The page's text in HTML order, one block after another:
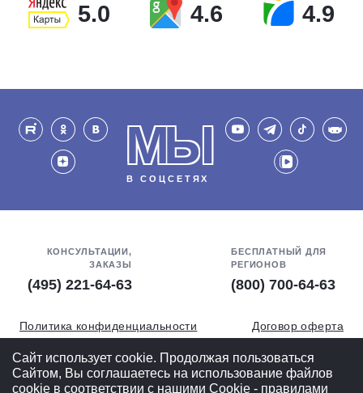
5.0 4.6 4.9
МЫ
В СОЦСЕТЯХ
КОНСУЛЬТАЦИИ,
ЗАКАЗЫ
(495) 221-64-63
БЕСПЛАТНЫЙ ДЛЯ
РЕГИОНОВ
(800) 700-64-63
Политика конфиденциальности
Договор оферта
Обработка персональных данных
СОУТ
Полная версия
Сайт использует cookie. Продолжая пользоваться
Сайтом, Вы соглашаетесь на использование файлов
cookie в соответствии с нашими Cookiе - правилами